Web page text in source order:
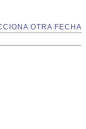
OTRA FECHA